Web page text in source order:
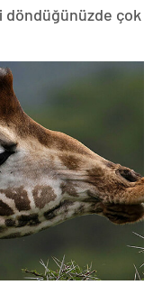
döndüğünüzde çok